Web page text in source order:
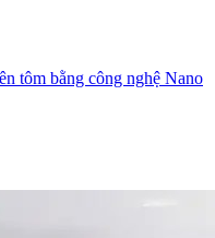
tôm bằng công nghệ Nano